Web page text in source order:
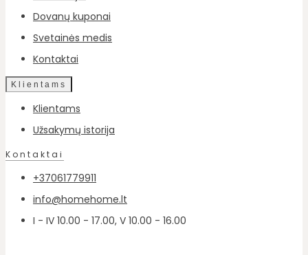
Dovanų kuponai
Svetainės medis
Kontaktai
Klientams
Klientams
Užsakymų istorija
Kontaktai
+37061779911
info@homehome.lt
I - IV 10.00 - 17.00, V 10.00 - 16.00